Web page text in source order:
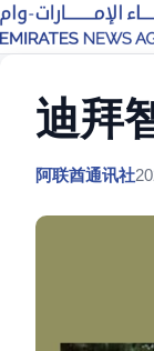
迪拜
阿联酋通讯社